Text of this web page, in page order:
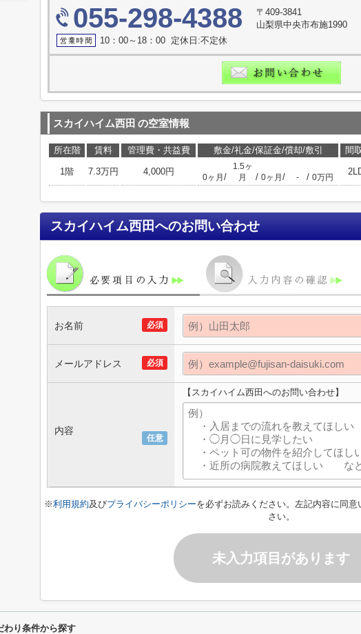
055-298-4388
〒409-3841
山梨県中央市布施1990
10：00～18：00 定休日:不定休
スカイハイム西田 の空室情報
所在階 賃料 管理費・共益費 敷金/礼金/保証金/償却/敷引 間
1階
7.3万円 4,000円
0ヶ月 /
1.5ヶ
月
/ 0ヶ月 / - / 0万円
スカイハイム西田へのお問い合わせ
必須
お名前
必須
メールアドレス
任意
内容
【スカイハイム西田へのお問い合わせ】
※利用規約及びプライバシーポリシーを必ずお読みください。左記内容に同
さい。
未入力項目があります
わり条件から探す